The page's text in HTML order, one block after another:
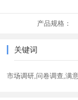
产品规格：
关键词
市场调研,问卷调查,满